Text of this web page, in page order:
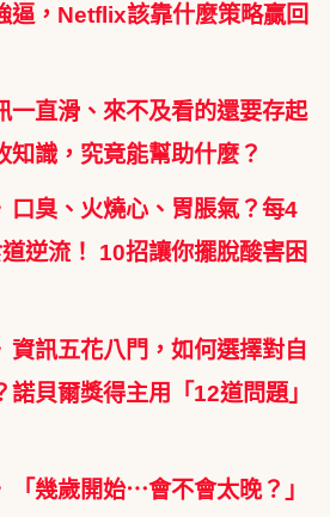
逼，Netflix該靠什麼策略贏回
一直滑、來不及看的還要存起
識，究竟能幫助什麼？
口臭、火燒心、胃脹氣？每4
逆流！ 10招讓你擺脫酸害困
資訊五花八門，如何選擇對自
諾貝爾獎得主用「12道問題」
「幾歲開始⋯會不會太晚？」